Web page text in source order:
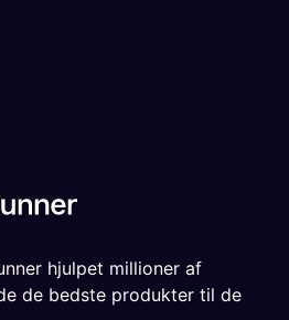
hjulpet millioner af
de bedste produkter til de